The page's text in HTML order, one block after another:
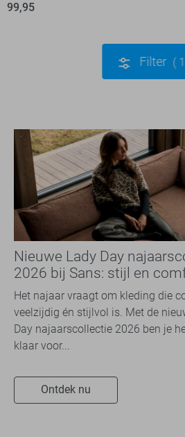
99,95
Filter 1
Nieuwe Lady Day
2026 bij Sans: stijl en
travelkwaliteit
Het najaar vraagt om kleding die
veelzijdig én stijlvol is. Met de
Day najaarscollectie 2026 ben je
klaar voor...
Ontdek nu